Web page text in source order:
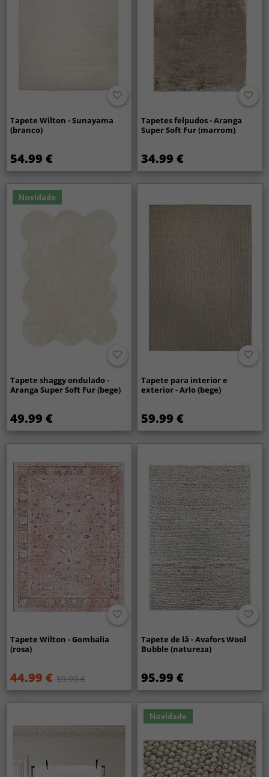
Tapete Wilton - Sunayama
(branco)
54.99 €
Tapetes felpudos - Aranga
Super Soft Fur (marrom)
34.99 €
Novidade
Tapete shaggy ondulado -
Aranga Super Soft Fur (bege)
49.99 €
Tapete para interior e
exterior - Arlo (bege)
59.99 €
Tapete Wilton - Gombalia
(rosa)
44.99 € 59.99 €
Tapete de lã - Avafors Wool
Bubble (natureza)
95.99 €
Novidade